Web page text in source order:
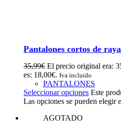
Pantalones cortos de
35,99€ El precio original era:
es: 18,00€. Iva incluido
PANTALONES
Seleccionar opciones Este
Las opciones se pueden elegir
AGOTADO